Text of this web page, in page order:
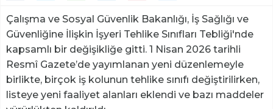
Çalışma ve Sosyal Güvenlik Bakanlığı, İş Sağlığı ve
Güvenliğine İlişkin İşyeri Tehlike Sınıfları Tebliği'nde
kapsamlı bir değişikliğe gitti. 1 Nisan 2026 tarihli
Resmî Gazete’de yayımlanan yeni düzenlemeyle
birlikte, birçok iş kolunun tehlike sınıfı değiştirilirken,
listeye yeni faaliyet alanları eklendi ve bazı maddeler